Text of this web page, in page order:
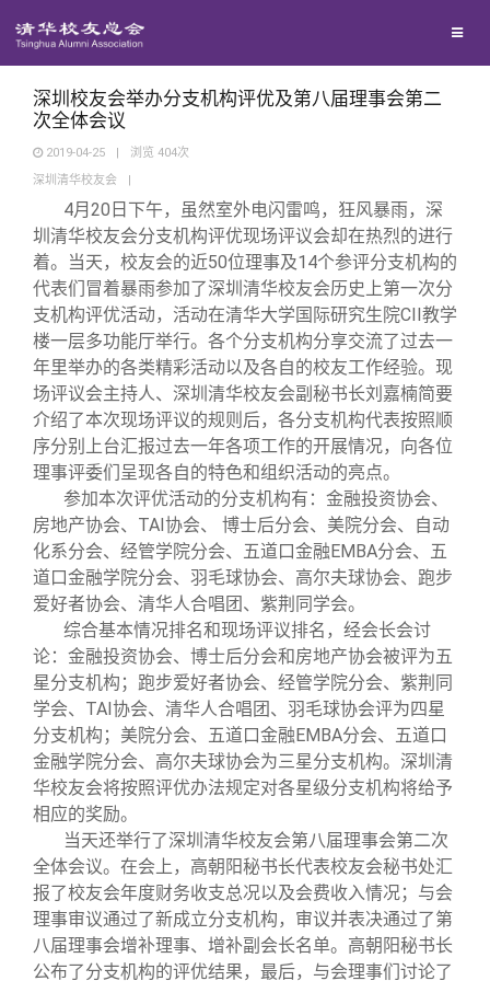
地区联络
年级联络
院系校友工作
专业委员会
兴趣群体
西南联大校友会
回馈母校
捐赠项目
捐赠新闻
捐赠纪事
捐赠方法
义工计划
媒体平台
《清华校友通讯》
《水木清华》
我要订阅
新媒体平台
百年清华
清华人物
清华故事
青春风采
校友文苑
校友讲坛
校友视界
校友服务
终身学习
信息化服务
三创大赛
实用信息
校友总会
总会简介
会长致辞
总会章程
理事会名单
制度法规
联系我们
关闭
深圳校友会举办分支机构评优及第八届理事会第二
次全体会议
2019-04-25 | 浏览 404次
深圳清华校友会
|
4月20日下午，虽然室外电闪雷鸣，狂风暴雨，深
圳清华校友会分支机构评优现场评议会却在热烈的进行
着。当天，校友会的近50位理事及14个参评分支机构的
代表们冒着暴雨参加了深圳清华校友会历史上第一次分
支机构评优活动，活动在清华大学国际研究生院CII教学
楼一层多功能厅举行。各个分支机构分享交流了过去一
年里举办的各类精彩活动以及各自的校友工作经验。现
场评议会主持人、深圳清华校友会副秘书长刘嘉楠简要
介绍了本次现场评议的规则后，各分支机构代表按照顺
序分别上台汇报过去一年各项工作的开展情况，向各位
理事评委们呈现各自的特色和组织活动的亮点。
参加本次评优活动的分支机构有：金融投资协会、
房地产协会、TAI协会、 博士后分会、美院分会、自动
化系分会、经管学院分会、五道口金融EMBA分会、五
道口金融学院分会、羽毛球协会、高尔夫球协会、跑步
爱好者协会、清华人合唱团、紫荆同学会。
综合基本情况排名和现场评议排名，经会长会讨
论：金融投资协会、博士后分会和房地产协会被评为五
星分支机构；跑步爱好者协会、经管学院分会、紫荆同
学会、TAI协会、清华人合唱团、羽毛球协会评为四星
分支机构；美院分会、五道口金融EMBA分会、五道口
金融学院分会、高尔夫球协会为三星分支机构。深圳清
华校友会将按照评优办法规定对各星级分支机构将给予
相应的奖励。
当天还举行了深圳清华校友会第八届理事会第二次
全体会议。在会上，高朝阳秘书长代表校友会秘书处汇
报了校友会年度财务收支总况以及会费收入情况；与会
理事审议通过了新成立分支机构，审议并表决通过了第
八届理事会增补理事、增补副会长名单。高朝阳秘书长
公布了分支机构的评优结果，最后，与会理事们讨论了